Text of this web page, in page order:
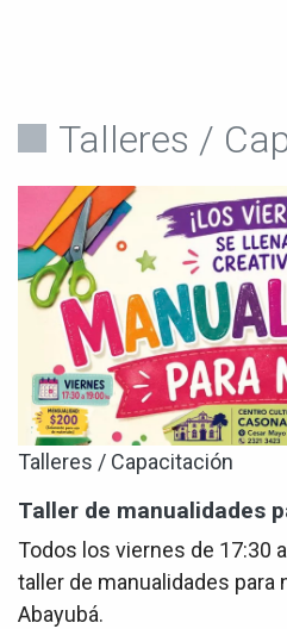
Talleres /
Talleres / Capacitación
Taller de manualidades
Todos los viernes de 17:30
taller de manualidades para
Abayubá.